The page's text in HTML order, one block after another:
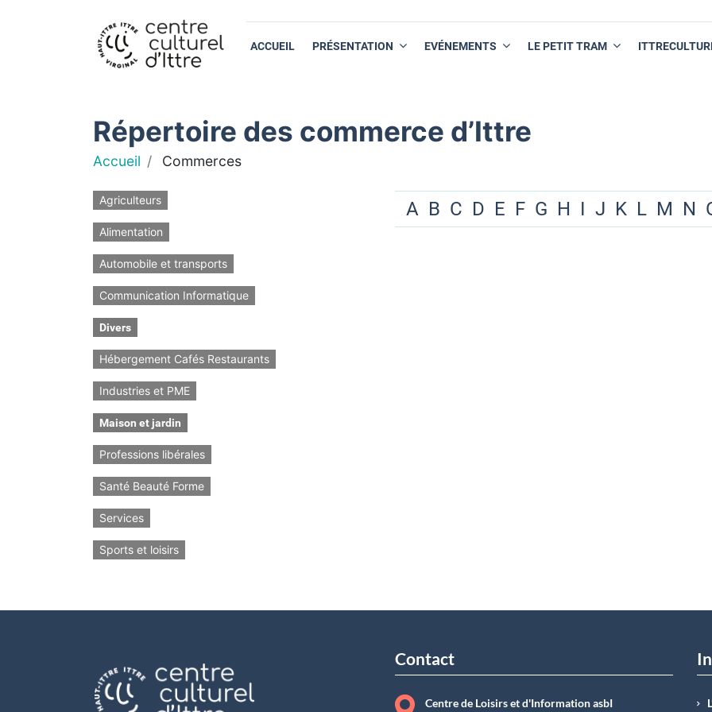
ACCUEIL PRÉSENTATION EVÉNEMENTS LE PETIT TRAM
Répertoire des commerce d’Ittre
Accueil Commerces
Agriculteurs
Alimentation
Automobile et transports
Communication Informatique
Divers
Hébergement Cafés Restaurants
Industries et PME
Maison et jardin
Professions libérales
Santé Beauté Forme
Services
Sports et loisirs
A B C D E F G H I J K L M N
Contact
Centre de Loisirs et d'Information asbI